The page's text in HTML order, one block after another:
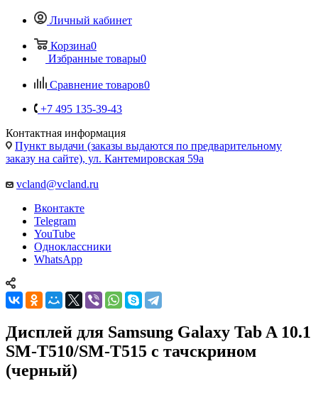
Личный кабинет
Корзина0
Избранные товары0
Сравнение товаров0
+7 495 135-39-43
Контактная информация
Пункт выдачи (заказы выдаются по предварительному
заказу на сайте), ул. Кантемировская 59а
vcland@vcland.ru
Вконтакте
Telegram
YouTube
Одноклассники
WhatsApp
Дисплей для Samsung Galaxy Tab A 10.1
SM-T510/SM-T515 с тачскрином
(черный)